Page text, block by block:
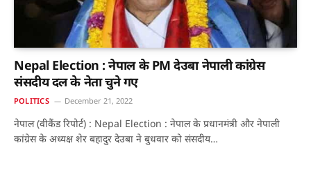
Nepal Election : नेपाल के PM देउबा नेपाली कांग्रेस
संसदीय दल के नेता चुने गए
POLITICS December 21, 2022
नेपाल (वीकैंड रिपोर्ट) : Nepal Election : नेपाल के प्रधानमंत्री और नेपाली
कांग्रेस के अध्यक्ष शेर बहादुर देउबा ने बुधवार को संसदीय…